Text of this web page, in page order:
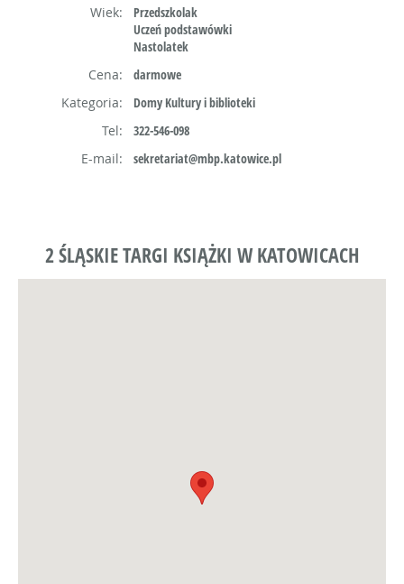
Wiek:
Przedszkolak
Uczeń podstawówki
Nastolatek
Cena:
darmowe
Kategoria:
Domy Kultury i biblioteki
Tel:
322-546-098
E-mail:
sekretariat@mbp.katowice.pl
2 ŚLĄSKIE TARGI KSIĄŻKI W KATOWICACH